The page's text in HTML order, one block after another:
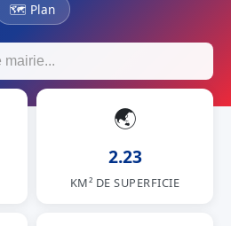
🗺 Plan
🌏
2.23
KM² DE SUPERFICIE